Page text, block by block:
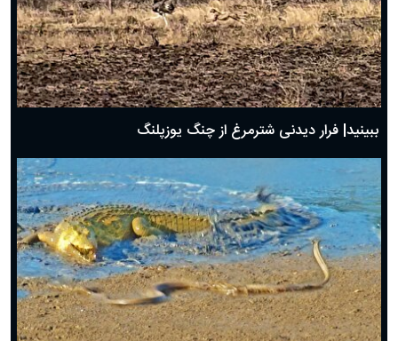
ببینید| فرار دیدنی شترمرغ از چنگ یوزپلنگ